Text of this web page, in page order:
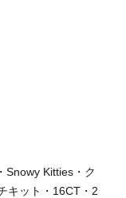
Snowy Kitties・ク
キット・16CT・2